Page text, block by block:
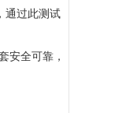
通过此测试
安全可靠，